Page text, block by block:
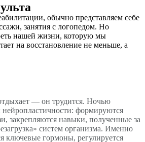
обычно представляем себе
занятия с логопедом. Но
нашей жизни, которую мы
на восстановление не меньше, а
— он трудится. Ночью
нейропластичности: формируются
закрепляются навыки, полученные за
систем организма. Именно
ключевые гормоны, регулируется